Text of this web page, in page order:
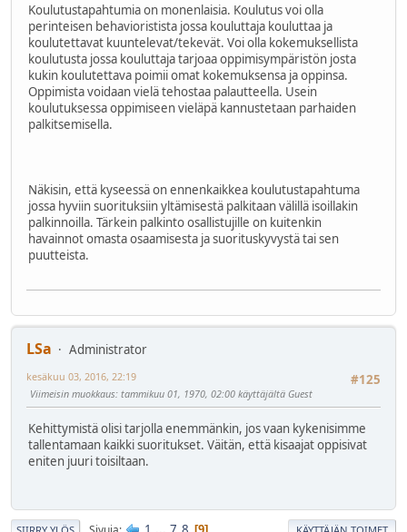
Koulutustapahtumia on monenlaisia. Koulutus voi olla
perinteisen behavioristista jossa kouluttaja kouluttaa ja
koulutettavat kuuntelevat/tekevät. Voi olla kokemuksellista
koulutusta jossa kouluttaja tarjoaa oppimisympäristön josta
kukin koulutettava poimii omat kokemuksensa ja oppinsa.
Oppimista voidaan vielä tehostaa palautteella. Usein
koulutuksessa oppimiseen vieläpä kannustetaan parhaiden
palkitsemisella.
Näkisin, että kyseessä on ennenkaikkea koulutustapahtuma
jossa hyviin suorituksiin yltämisestä palkitaan välillä isoillakin
palkinnoilla. Tärkein palkinto osallistujille on kuitenkin
havainnot omasta osaamisesta ja suorituskyvystä tai sen
puutteista.
LSa
Administrator
#125
kesäkuu 03, 2016, 22:19
Viimeisin muokkaus: tammikuu 01, 1970, 02:00 käyttäjältä Guest
Kehittymistä olisi tarjolla enemmänkin, jos vaan kykenisimme
tallentamaan kaikki suoritukset. Väitän, että kisaajat oppisivat
eniten juuri toisiltaan.